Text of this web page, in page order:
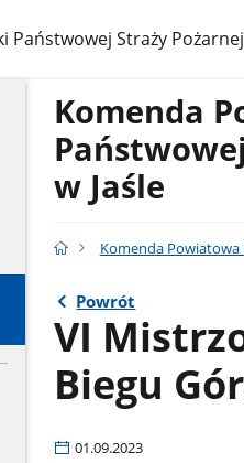
Państwowej Straży Pożarnej
Komenda
w Jaśle
Komenda Powiatowa
Powrót
VI
Biegu
01.09.2023